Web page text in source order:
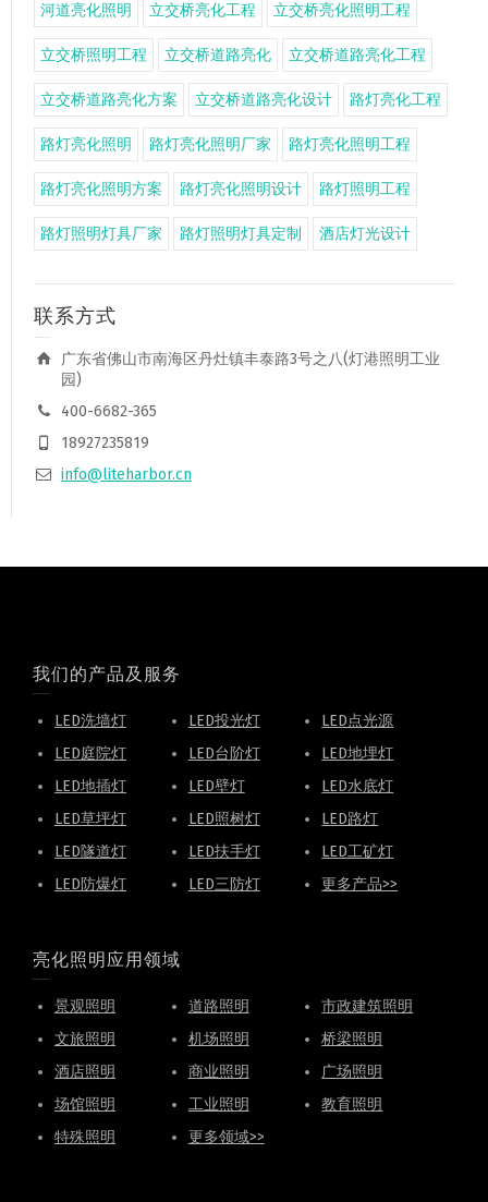
河道亮化照明 立交桥亮化工程 立交桥亮化照明工程
立交桥照明工程 立交桥道路亮化 立交桥道路亮化工程
立交桥道路亮化方案 立交桥道路亮化设计 路灯亮化工程
路灯亮化照明 路灯亮化照明厂家 路灯亮化照明工程
路灯亮化照明方案 路灯亮化照明设计 路灯照明工程
路灯照明灯具厂家 路灯照明灯具定制 酒店灯光设计
联系方式
广东省佛山市南海区丹灶镇丰泰路3号之八(灯港照明工业
园)
400-6682-365
18927235819
info@liteharbor.cn
我们的产品及服务
LED洗墙灯 LED投光灯
LED点光源
LED庭院灯
LED台阶灯
LED地埋灯
LED地插灯
LED壁灯
LED水底灯
LED草坪灯
LED照树灯
LED路灯
LED隧道灯
LED扶手灯
LED工矿灯
LED防爆灯
LED三防灯 更多产品>>
亮化照明应用领域
景观照明 道路照明
市政建筑照明
文旅照明
机场照明
桥梁照明
酒店照明
商业照明
广场照明
场馆照明
工业照明
教育照明
特殊照明
更多领域>>